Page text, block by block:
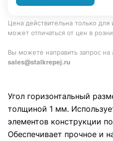
Цена действительна только для
может отличаться от цен в
Вы можете направить запрос на
sales@stalkrepej.ru
Угол горизонтальный
толщиной 1 мм.
элементов конструкции
Обеспечивает прочное и